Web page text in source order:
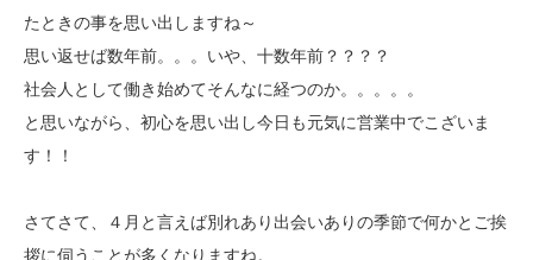
たときの事を思い出しますね～
思い返せば数年前。。。いや、十数年前？？？？
社会人として働き始めてそんなに経つのか。。。。。
と思いながら、初心を思い出し今日も元気に営業中でこざいま
す！！
さてさて、４月と言えば別れあり出会いありの季節で何かとご挨
拶に伺うことが多くなりますね。